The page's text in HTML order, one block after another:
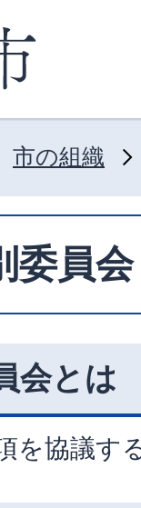
市の組織
委員会
会とは
を協議す